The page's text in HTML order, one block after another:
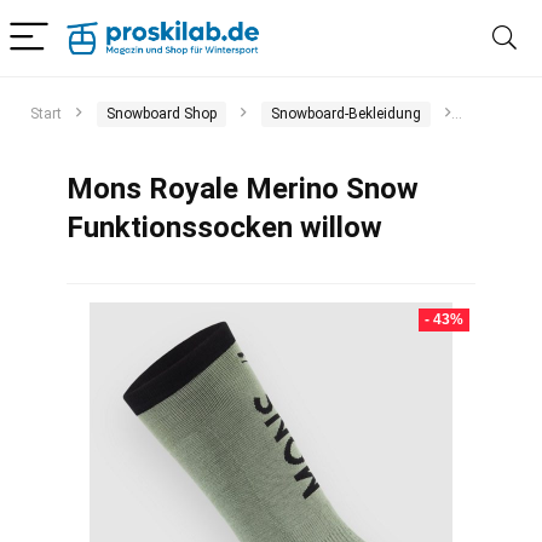
Start Snowboard Shop Snowboard-Bekleidung
Mons Royale Merino Snow
Funktionssocken willow
- 43%